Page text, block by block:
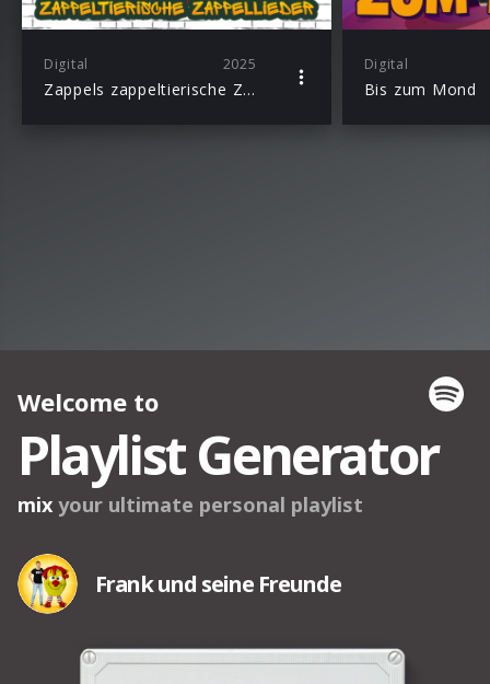
Digital 2025
Zappels zappeltierische Zappellieder
Digital
Bis zum Mond